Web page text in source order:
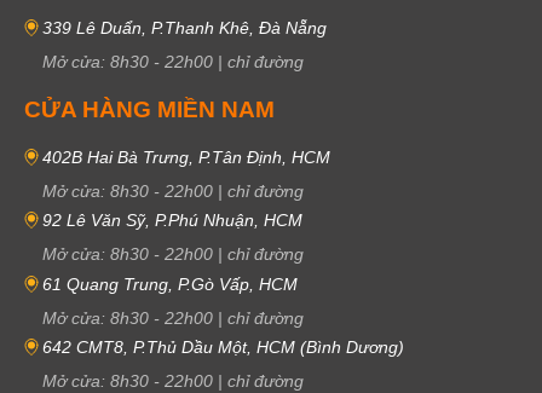
339 Lê Duẩn, P.Thanh Khê, Đà Nẵng
Mở cửa: 8h30 - 22h00 | chỉ đường
CỬA HÀNG MIỀN NAM
402B Hai Bà Trưng, P.Tân Định, HCM
Mở cửa: 8h30 - 22h00 | chỉ đường
92 Lê Văn Sỹ, P.Phú Nhuận, HCM
Mở cửa: 8h30 - 22h00 | chỉ đường
61 Quang Trung, P.Gò Vấp, HCM
Mở cửa: 8h30 - 22h00 | chỉ đường
642 CMT8, P.Thủ Dầu Một, HCM (Bình Dương)
Mở cửa: 8h30 - 22h00 | chỉ đường